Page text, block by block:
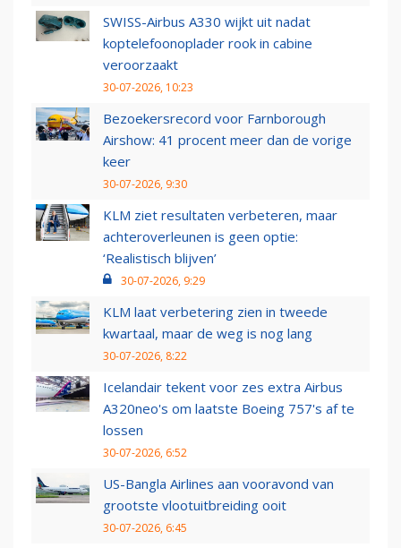
SWISS-Airbus A330 wijkt uit nadat
koptelefoonoplader rook in cabine
veroorzaakt
30-07-2026, 10:23
Bezoekersrecord voor Farnborough
Airshow: 41 procent meer dan de vorige
keer
30-07-2026, 9:30
KLM ziet resultaten verbeteren, maar
achteroverleunen is geen optie:
‘Realistisch blijven’
30-07-2026, 9:29
KLM laat verbetering zien in tweede
kwartaal, maar de weg is nog lang
30-07-2026, 8:22
Icelandair tekent voor zes extra Airbus
A320neo's om laatste Boeing 757's af te
lossen
30-07-2026, 6:52
US-Bangla Airlines aan vooravond van
grootste vlootuitbreiding ooit
30-07-2026, 6:45